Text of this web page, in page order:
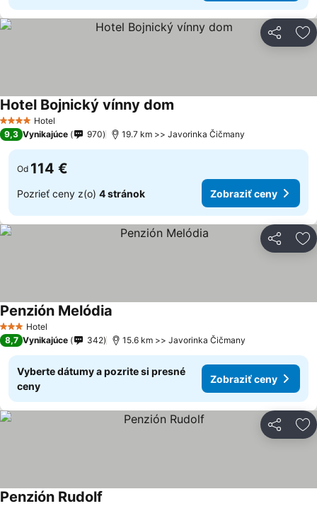
Zdieľať
4 Počet hviezdičiek
Hotel
Hotel Bojnický vínny dom
9,3 Vynikajúce 970 19.7 km >> Javorinka Čičmany
Od 114 €
Pozrieť ceny z(o) 4 stránok Zobraziť ceny
Zdieľať
3 Počet hviezdičiek
Hotel
Penzión Melódia
8,7 Vynikajúce 342 15.6 km >> Javorinka Čičmany
Vyberte dátumy a pozrite si presné
ceny
Zobraziť ceny
Zdieľať
Penzión Rudolf